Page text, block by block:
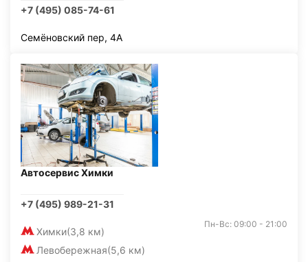
+7 (495) 085-74-61
Семёновский пер, 4А
Автосервис Химки
+7 (495) 989-21-31
Химки(3,8 км)
Левобережная(5,6 км)
Пн-Вс: 09:00 - 21:00